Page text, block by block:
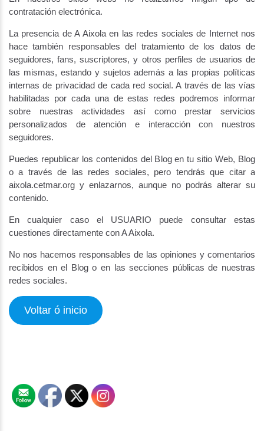
contratación electrónica.
La presencia de A Aixola en las redes sociales de Internet nos
hace también responsables del tratamiento de los datos de
seguidores, fans, suscriptores, y otros perfiles de usuarios de
las mismas, estando y sujetos además a las propias políticas
internas de privacidad de cada red social. A través de las vías
habilitadas por cada una de estas redes podremos informar
sobre nuestras actividades así como prestar servicios
personalizados de atención e interacción con nuestros
seguidores.
Puedes republicar los contenidos del Blog en tu sitio Web, Blog
o a través de las redes sociales, pero tendrás que citar a
aixola.cetmar.org y enlazarnos, aunque no podrás alterar su
contenido.
En cualquier caso el USUARIO puede consultar estas
cuestiones directamente con A Aixola.
No nos hacemos responsables de las opiniones y comentarios
recibidos en el Blog o en las secciones públicas de nuestras
redes sociales.
Voltar ó inicio